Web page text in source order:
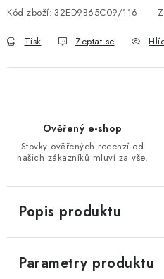
Obchodní podmínky
Velikostní
Ochrana osobních údajů
Kód zboží: 32ED9B65C09/116
Tisk Zeptat se
Ověřený e-shop
Stovky ověřených recenzí od
našich zákazníků mluví za vše.
Popis produktu
Parametry produktu